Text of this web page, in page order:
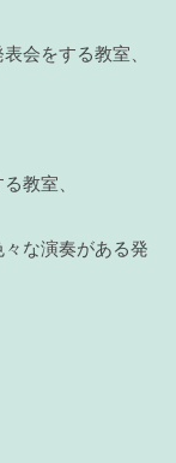
会をする教室、
教室、
な演奏がある発